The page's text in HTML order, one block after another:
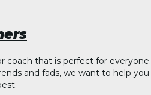
coach that is perfect for everyone.
and fads, we want to help you